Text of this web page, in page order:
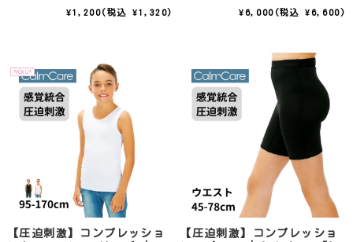
¥1,200(税込 ¥1,320) ¥6,000 (税込 ¥6,600)
【圧迫刺激】コンプレッショ
【圧迫刺激】コンプレッショ